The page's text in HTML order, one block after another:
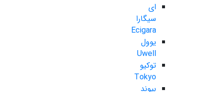
ای
سیگارا
Ecigara
یوول
Uwell
توکیو
Tokyo
بیوند